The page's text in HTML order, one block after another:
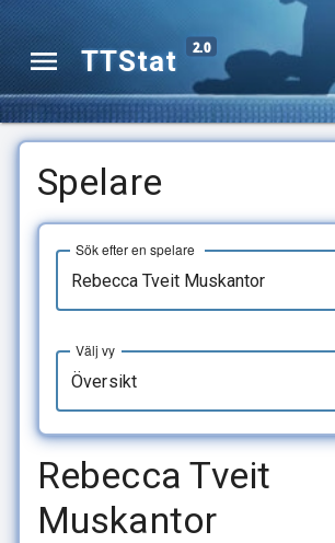
TTStat 2.0
Spelare
Sök efter en spelare
Översikt
Välj vy
Rebecca Tveit
Muskantor